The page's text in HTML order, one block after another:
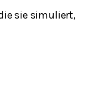
sie simuliert,